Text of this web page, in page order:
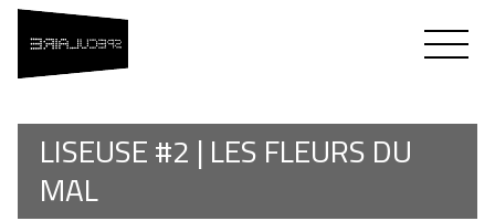
SPÉCULAIRE
LISEUSE #2 | LES FLEURS DU
MAL